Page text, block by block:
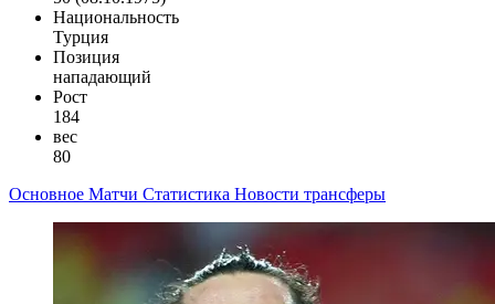
Национальность
Турция
Позиция
нападающий
Рост
184
вес
80
Основное Матчи Статистика Новости трансферы